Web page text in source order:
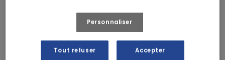
POLO BIO MC HOMME
Personnaliser
Tout refuser Accepter